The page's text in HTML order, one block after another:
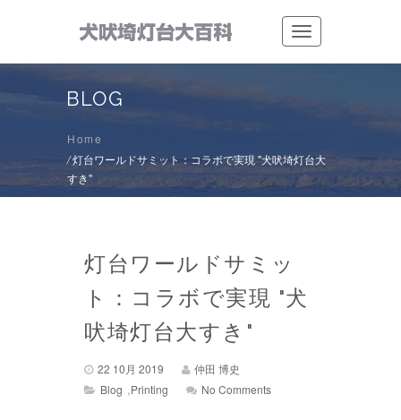
Toggle
BLOG
Home
/灯台ワールドサミット：コラボで実現 "犬吠埼灯台大
すき"
灯台ワールドサミッ
ト：コラボで実現 "犬
吠埼灯台大すき"
22 10月 2019
仲田 博史
Blog ,Printing No Comments